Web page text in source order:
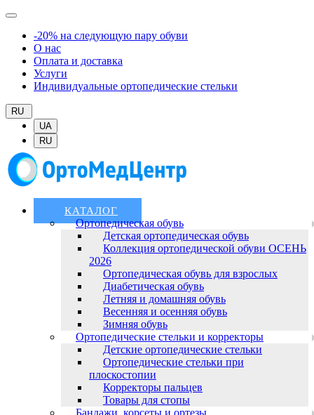
-20% на следующую пару обуви
О нас
Оплата и доставка
Услуги
Индивидуальные ортопедические стельки
RU
UA
RU
КАТАЛОГ
Ортопедическая обувь
Детская ортопедическая обувь
Коллекция ортопедической обуви ОСЕНЬ
2026
Ортопедическая обувь для взрослых
Диабетическая обувь
Летняя и домашняя обувь
Весенняя и осенняя обувь
Зимняя обувь
Ортопедические стельки и корректоры
Детские ортопедические стельки
Ортопедические стельки при
плоскостопии
Корректоры пальцев
Товары для стопы
Бандажи, корсеты и ортезы